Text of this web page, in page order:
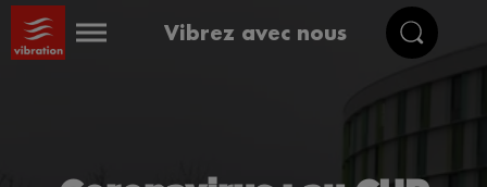
Vibrez avec nous